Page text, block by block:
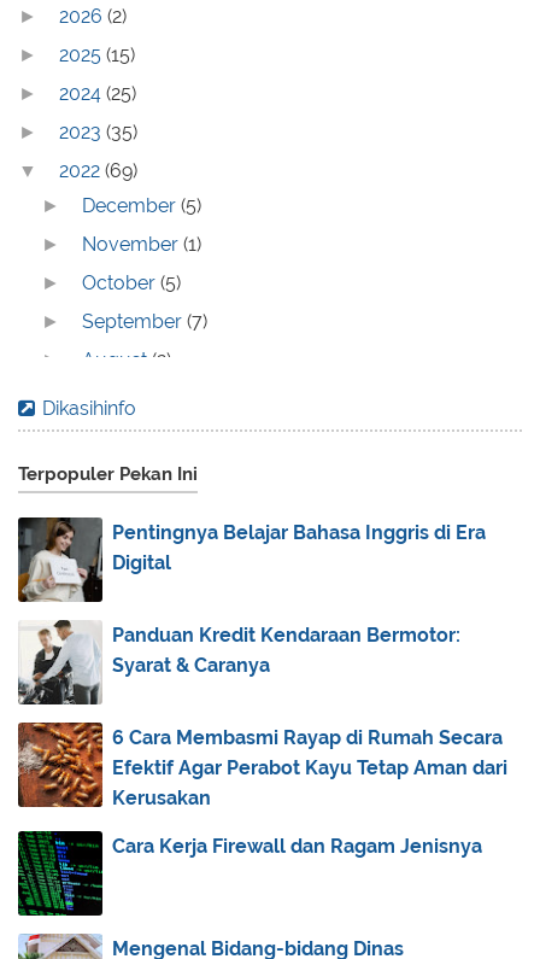
► 2026 (2)
► 2025 (15)
► 2024 (25)
► 2023 (35)
▼ 2022 (69)
► December(5)
► November(1)
► October(5)
► September(7)
► August (2)
► July(3)
► June(8)
► May(6)
► April
▼ March(13)
Ini Cara Mengelola Dana Investasi yang Tepat di
Tips Memilih Permen Sehat yang Aman Dikonsumsi
Anak
5 Warna Rambut yang Cocok untuk Wanita Berkulit
Ku...
Apa Itu Sponsor Anak di Wahana Visi Indonesia?
Mau Buka Tabungan Online? Berikut Cara
Mudahnya!
Manfaatnya
Dikasihinfo
Terpopuler Pekan Ini
Pentingnya Belajar Bahasa Inggris di Era
Digital
Panduan Kredit Kendaraan Bermotor:
Syarat & Caranya
6 Cara Membasmi Rayap di Rumah Secara
Efektif Agar Perabot Kayu Tetap Aman dari
Kerusakan
Cara Kerja Firewall dan Ragam Jenisnya
Mengenal Bidang-bidang Dinas